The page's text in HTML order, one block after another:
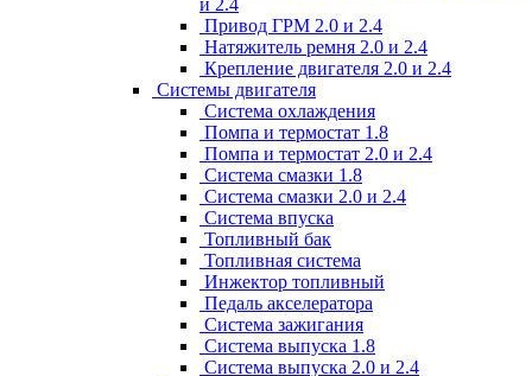
и 2.4
Привод ГРМ 2.0 и 2.4
Натяжитель ремня 2.0 и 2.4
Крепление двигателя 2.0 и 2.4
Системы двигателя
Система охлаждения
Помпа и термостат 1.8
Помпа и термостат 2.0 и 2.4
Система смазки 1.8
Система смазки 2.0 и 2.4
Система впуска
Топливный бак
Топливная система
Инжектор топливный
Педаль акселератора
Система зажигания
Система выпуска 1.8
Система выпуска 2.0 и 2.4